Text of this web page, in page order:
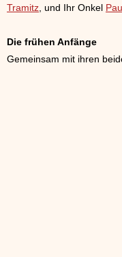
Tramitz, und Ihr Onkel
Die frühen Anfänge
Gemeinsam mit ihren